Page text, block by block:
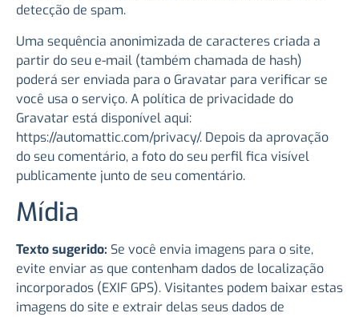
detecção de spam.
Uma sequência anonimizada de caracteres criada a
partir do seu e-mail (também chamada de hash)
poderá ser enviada para o Gravatar para verificar se
você usa o serviço. A política de privacidade do
Gravatar está disponível aqui:
https://automattic.com/privacy/. Depois da aprovação
do seu comentário, a foto do seu perfil fica visível
publicamente junto de seu comentário.
Mídia
Texto sugerido: Se você envia imagens para o site,
evite enviar as que contenham dados de localização
incorporados (EXIF GPS). Visitantes podem baixar estas
imagens do site e extrair delas seus dados de